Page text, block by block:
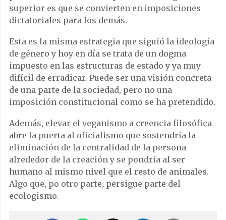
superior es que se convierten en imposiciones
dictatoriales para los demás.
Esta es la misma estrategia que siguió la ideología
de género y hoy en día se trata de un dogma
impuesto en las estructuras de estado y ya muy
difícil de erradicar. Puede ser una visión concreta
de una parte de la sociedad, pero no una
imposición constitucional como se ha pretendido.
Además, elevar el veganismo a creencia filosófica
abre la puerta al oficialismo que sostendría la
eliminación de la centralidad de la persona
alrededor de la creación y se pondría al ser
humano al mismo nivel que el resto de animales.
Algo que, po otro parte, persigue parte del
ecologismo.